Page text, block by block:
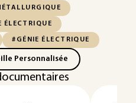
ÉLECTRIQUE
#GÉNIE ÉLECTRIQUE
Personnalisée